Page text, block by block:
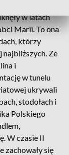
w latach
Marii. To ona
którzy
najbliższych. Ze
i
w tunelu
ukrywali
stodołach i
Polskiego
W czasie II
zachowały się